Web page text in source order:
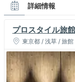
詳細情報
プロスタイル旅
東京都 / 浅草 / 旅館